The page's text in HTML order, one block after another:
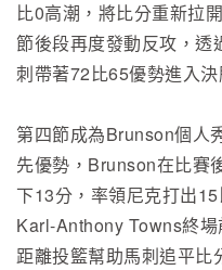
比0高潮，將比分重新拉
節後段再度發動反攻，透
刺帶著72比65優勢進入決
第四節成為Brunson個人
先優勢，Brunson在比賽
下13分，率領尼克打出
Karl-Anthony Towns終
距離投籃幫助馬刺追平